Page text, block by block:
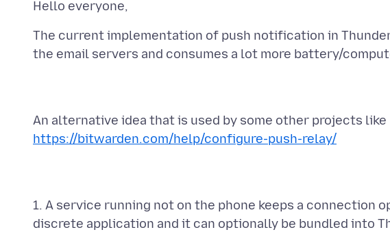
The current implementation of push notification in
An alternative idea that is used by some other projects
https://bitwarden.com/help/configure-push-relay/
1. A service running not on the phone keeps a connection